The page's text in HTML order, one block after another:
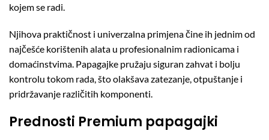
kojem se radi.
Njihova praktičnost i univerzalna primjena čine ih jednim od
najčešće korištenih alata u profesionalnim radionicama i
domaćinstvima. Papagajke pružaju siguran zahvat i bolju
kontrolu tokom rada, što olakšava zatezanje, otpuštanje i
pridržavanje različitih komponenti.
Prednosti Premium papagajki